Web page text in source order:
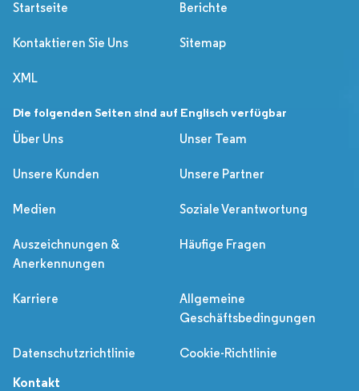
Startseite Berichte
Kontaktieren Sie Uns Sitemap
XML
Die folgenden Seiten sind auf Englisch verfügbar
Über Uns
Unser Team
Unsere Kunden Unsere Partner
Medien Soziale Verantwortung
Auszeichnungen &
Anerkennungen
Häufige Fragen
Karriere
Allgemeine
Geschäftsbedingungen
Datenschutzrichtlinie Cookie-Richtlinie
Kontakt